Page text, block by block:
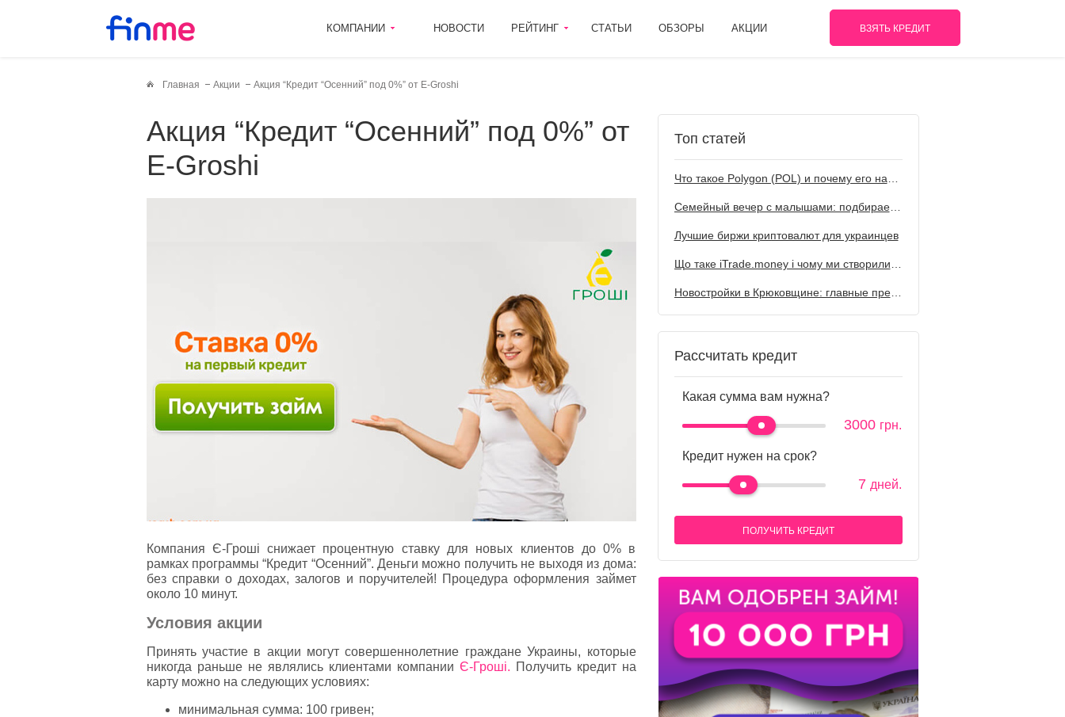
КОМПАНИИ НОВОСТИ РЕЙТИНГ СТАТЬИ ОБЗОРЫ АКЦИИ ВЗЯТЬ КРЕДИТ
Главная Акции Акция “Кредит “Осенний” под 0%” от E-Groshi
Акция “Кредит “Осенний” под 0%” от
E-Groshi
Компания Є-Гроші снижает процентную ставку для новых клиентов до 0% в
рамках программы “Кредит “Осенний”. Деньги можно получить не выходя из дома:
без справки о доходах, залогов и поручителей! Процедура оформления займет
около 10 минут.
Условия акции
Принять участие в акции могут совершеннолетние граждане Украины, которые
никогда раньше не являлись клиентами компании Є-Гроші. Получить кредит на
карту можно на следующих условиях:
минимальная сумма: 100 гривен;
Топ статей
Семейный вечер с малышами: подбираем мультфильм по жанрам
Лучшие биржи криптовалют для украинцев
Новостройки в Крюковщине: главные преимущества
Рассчитать кредит
Какая сумма вам нужна?
3000 грн.
Кредит нужен на срок?
7 дней.
ПОЛУЧИТЬ КРЕДИТ